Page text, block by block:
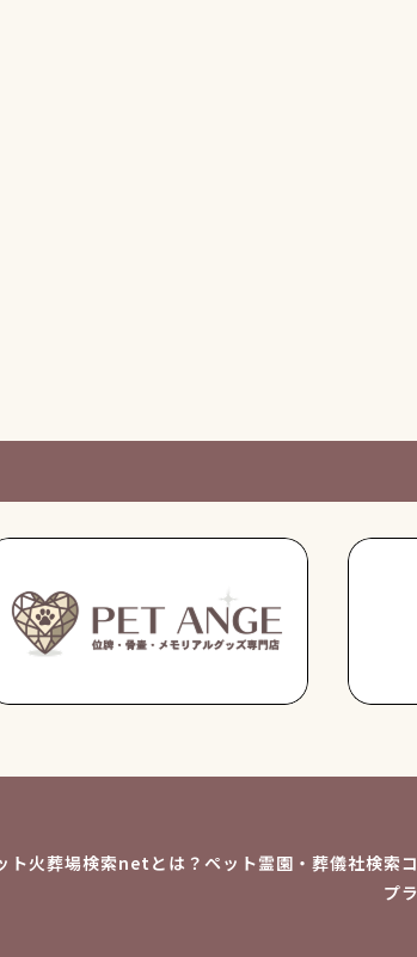
ト火葬場検索netとは？ ペット霊園・葬儀社検索
プ